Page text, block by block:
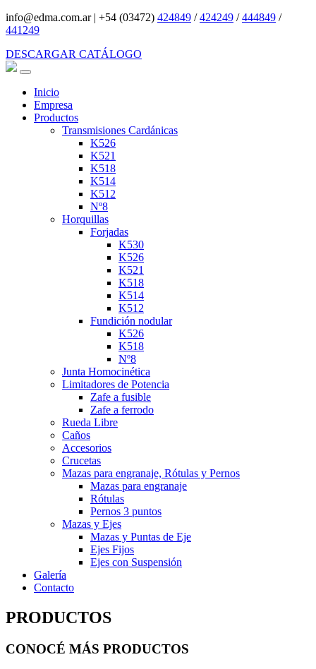
info@edma.com.ar| +54 (03472) 424849 /424249 /444849 /
441249
DESCARGAR CATÁLOGO
Inicio
Empresa
Productos
Transmisiones Cardánicas
K526
K521
K518
K514
K512
Nº8
Horquillas
Forjadas
K530
K526
K521
K518
K514
K512
Fundición nodular
K526
K518
Nº8
Junta Homocinética
Limitadores de Potencia
Zafe a fusible
Zafe a ferrodo
Rueda Libre
Caños
Accesorios
Crucetas
Mazas para engranaje, Rótulas y Pernos
Mazas para engranaje
Rótulas
Pernos 3 puntos
Mazas y Ejes
Mazas y Puntas de Eje
Ejes Fijos
Ejes con Suspensión
Galería
Contacto
PRODUCTOS
CONOCÉ MÁS PRODUCTOS